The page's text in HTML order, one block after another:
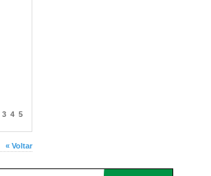
3 4 5
« Voltar